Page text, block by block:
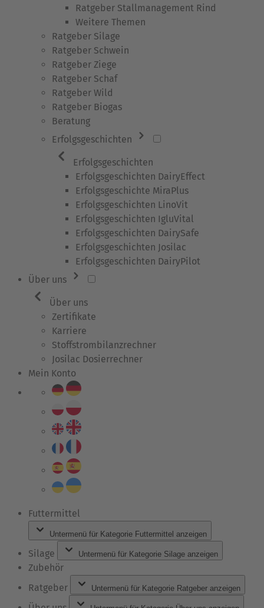
Ratgeber Stallmanagement Rind
Weitere Themen
Ratgeber Silage
Ratgeber Schwein
Ratgeber Ziege
Ratgeber Schaf
Ratgeber Wild
Ratgeber Biogas
Beratung
Erfolgsgeschichten
Erfolgsgeschichten
Erfolgsgeschichten DairyEffect
Erfolgsgeschichte MiraPlus
Erfolgsgeschichten LinoVit
Erfolgsgeschichten IgluVital
Erfolgsgeschichten DairySafe
Erfolgsgeschichten Josilac
Erfolgsgeschichten DairyPilot
Über uns
Über uns
Zertifikate
Karriere
Stoffstrombilanzrechner
Josilac Dosierrechner
Mein Konto
Futtermittel
Untermenü für Kategorie Futtermittel anzeigen
Silage Untermenü für Kategorie Silage anzeigen
Zubehör
Ratgeber
Untermenü für Kategorie Ratgeber anzeigen